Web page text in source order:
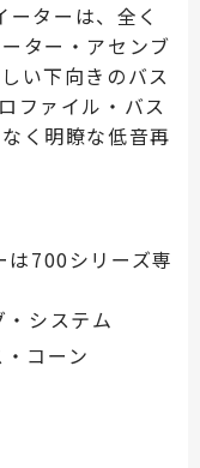
ターは、全く
ター・アセンブ
い下向きのバス
ファイル・バス
く明瞭な低音再
は700シリーズ専
システム
コーン